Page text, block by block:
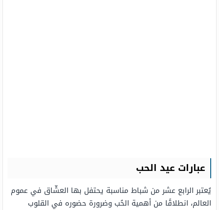
عبارات عيد الحب
يُعتبر الرابع عشر من شباط مناسبة يحتفل بها العشّاق في عموم
العالم، انطلاقًا من أهمية الحُب وضرورة حضوره في القلوب